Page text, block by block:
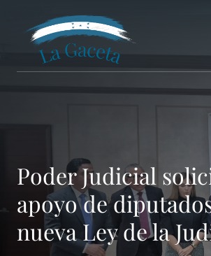
contenido
Poder Judicial
apoyo de
nueva Ley de la